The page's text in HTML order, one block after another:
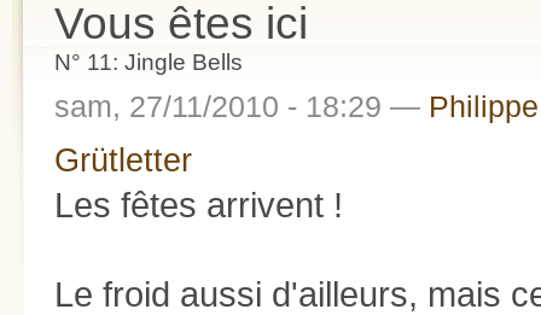
Vous êtes ici
N° 11: Jingle Bells
sam, 27/11/2010 - 18:29 — Philippe
Grütletter
Les fêtes arrivent !
Le froid aussi d'ailleurs, mais